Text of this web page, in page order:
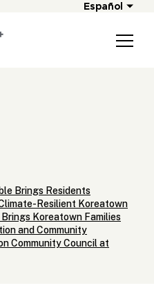
Español
Brings Residents
Resilient Koreatown
Koreatown Families
and Community
Community Council at